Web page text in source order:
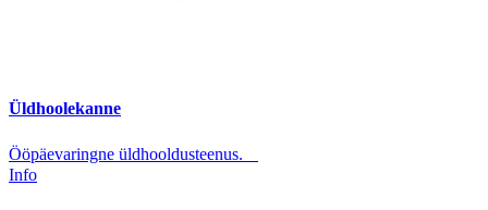
Üldhoolekanne
Ööpäevaringne üldhooldusteenus.
Info